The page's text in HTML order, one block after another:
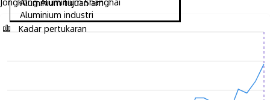
Aluminium industri
Kadar pertukaran